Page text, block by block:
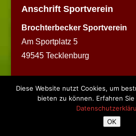
Anschrift Sportverein
Brochterbecker Sportverein
Am Sportplatz 5
49545 Tecklenburg
Copyright © 2026 BSV
Diese Website nutzt Cookies, um
bieten zu können. Erfahren
OK